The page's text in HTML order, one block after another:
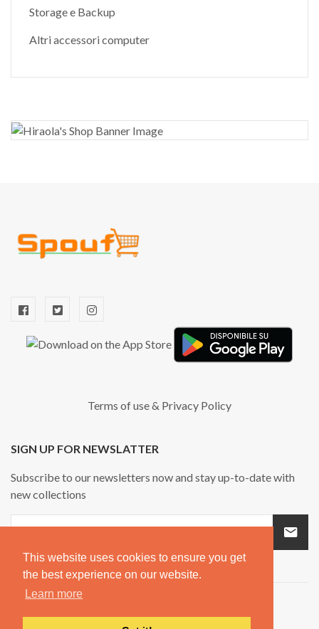
This website uses cookies to ensure you get
the best experience on our website.
Learn more
Storage e Backup
Altri accessori computer
Terms of use& Privacy Policy
SIGN UP FOR NEWSLATTER
Subscribe to our newsletters now and stay up-to-date with
new collections